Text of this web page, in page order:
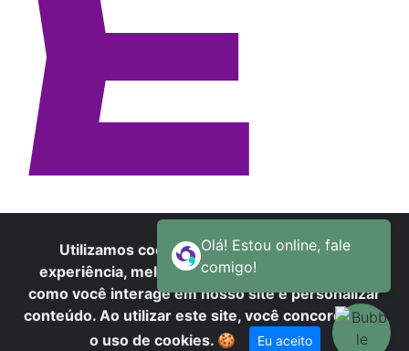
Utilizamos cookies para oferecer melhor
experiência, melhorar o desempenho, analisar
como você interage em nosso site e personalizar
conteúdo. Ao utilizar este site, você concorda com
o uso de cookies. 🍪 Eu aceito